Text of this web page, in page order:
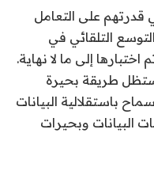
قدرتهم على التعامل
التلقائي في
إلى ما لا نهاية.
ستظل طريقة بحيرة
باستقلالية البيانات
البيانات وبحيرات